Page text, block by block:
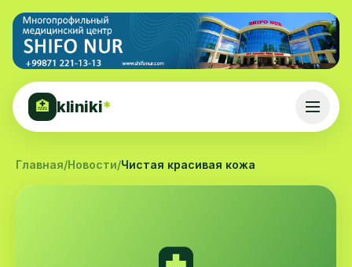
🏥 kliniki*
Главная/Новости/Чистая красивая кожа